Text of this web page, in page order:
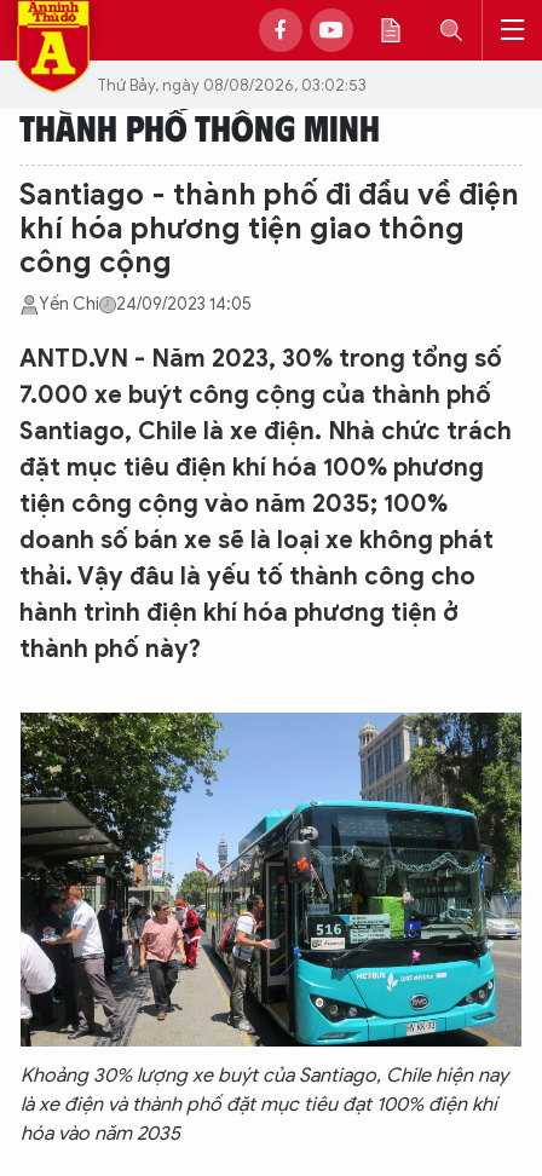
Thứ Bảy, ngày 08/08/2026, 03:02:53
THÀNH PHỐ THÔNG MINH
Santiago - thành phố đi đầu về điện
khí hóa phương tiện giao thông
công cộng
Yến Chi 24/09/2023 14:05
ANTD.VN - Năm 2023, 30% trong tổng số
7.000 xe buýt công cộng của thành phố
Santiago, Chile là xe điện. Nhà chức trách
đặt mục tiêu điện khí hóa 100% phương
tiện công cộng vào năm 2035; 100%
doanh số bán xe sẽ là loại xe không phát
thải. Vậy đâu là yếu tố thành công cho
hành trình điện khí hóa phương tiện ở
thành phố này?
Khoảng 30% lượng xe buýt của Santiago, Chile hiện nay
là xe điện và thành phố đặt mục tiêu đạt 100% điện khí
hóa vào năm 2035